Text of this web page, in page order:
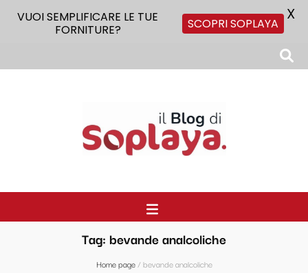
Tag: bevande analcoliche
Home page/bevande analcoliche
VUOI SEMPLIFICARE LE TUE
FORNITURE?
SCOPRI SOPLAYA X